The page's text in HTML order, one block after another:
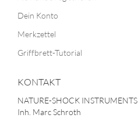
Dein Konto
Merkzettel
Griffbrett-Tutorial
KONTAKT
NATURE-SHOCK INSTRUMENTS
Inh. Marc Schroth